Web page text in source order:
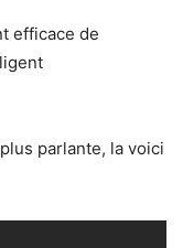
efficace de
parlante, la voici